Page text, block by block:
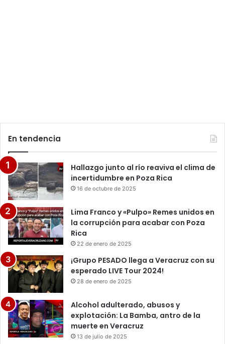
En tendencia
Hallazgo junto al río reaviva el clima de
incertidumbre en Poza Rica
16 de octubre de 2025
Lima Franco y «Pulpo» Remes unidos en
la corrupción para acabar con Poza
Rica
22 de enero de 2025
¡Grupo PESADO llega a Veracruz con su
esperado LIVE Tour 2024!
28 de enero de 2025
Alcohol adulterado, abusos y
explotación: La Bamba, antro de la
muerte en Veracruz
13 de julio de 2025